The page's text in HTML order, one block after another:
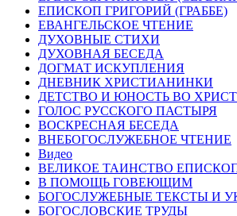
ЕПИСКОП ГРИГОРИЙ (ГРАББЕ)
ЕВАНГЕЛЬСКОЕ ЧТЕНИЕ
ДУХОВНЫЕ СТИХИ
ДУХОВНАЯ БЕСЕДА
ДОГМАТ ИСКУПЛЕНИЯ
ДНЕВНИК ХРИСТИАНИНКИ
ДЕТСТВО И ЮНОСТЬ ВО
ГОЛОС РУССКОГО ПАСТЫРЯ
ВОСКРЕСНАЯ БЕСЕДА
ВНЕБОГОСЛУЖЕБНОЕ ЧТЕНИЕ
Видео
ВЕЛИКОЕ ТАИНСТВО
В ПОМОЩЬ ГОВЕЮЩИМ
БОГОСЛУЖЕБНЫЕ ТЕКСТЫ И
БОГОСЛОВСКИЕ ТРУДЫ